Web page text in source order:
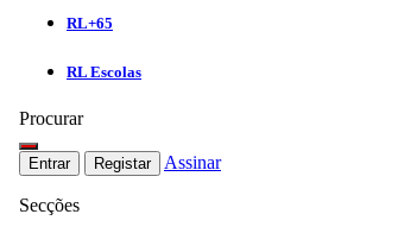
RL+65
RL Escolas
Procurar
Entrar Registar Assinar
Secções